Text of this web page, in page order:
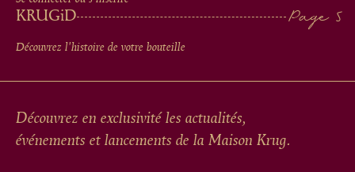
KRUGiD
Découvrez l'histoire de votre bouteille
Découvrez en exclusivité les actualités,
événements et lancements de la Maison Krug.